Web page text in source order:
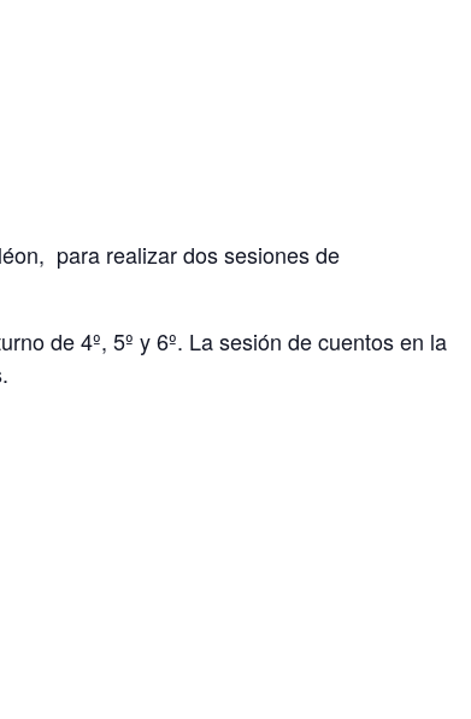
para realizar dos sesiones de
de 4º, 5º y 6º. La sesión de cuentos en la